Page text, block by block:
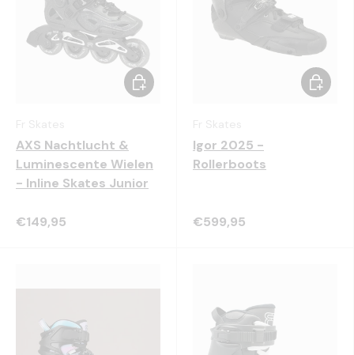
AXS Nachtlucht &
Luminescente Wielen
- Inline Skates Junior
€149,95
Kies mogelijkheden
Igor 2025 -
Rollerboots
€599,95
Kies